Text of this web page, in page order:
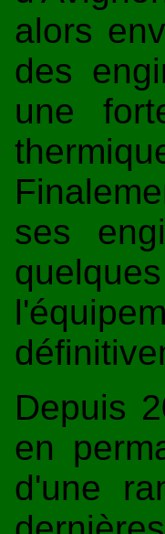
alors
des
une
ses
Depuis
en
d'une